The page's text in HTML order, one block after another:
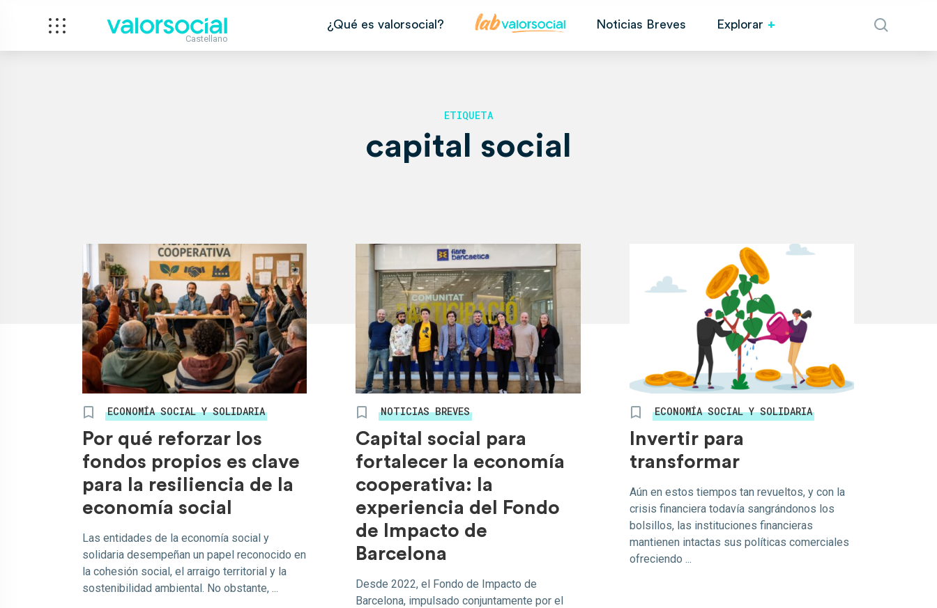
Castellano
¿Qué es valorsocial? Noticias Breves Explorar
ETIQUETA
capital social
ECONOMÍA SOCIAL Y SOLIDARIA
Por qué reforzar los
fondos propios es clave
para la resiliencia de la
economía social
Las entidades de la economía social y
solidaria desempeñan un papel reconocido en
la cohesión social, el arraigo territorial y la
sostenibilidad ambiental. No obstante, ...
NOTICIAS BREVES
Capital social para
fortalecer la economía
cooperativa: la
experiencia del Fondo
de Impacto de
Barcelona
Desde 2022, el Fondo de Impacto de
Barcelona, impulsado conjuntamente por el
ECONOMÍA SOCIAL Y SOLIDARIA
Invertir para
transformar
Aún en estos tiempos tan revueltos, y con la
crisis financiera todavía sangrándonos los
bolsillos, las instituciones financieras
mantienen intactas sus políticas comerciales
ofreciendo ...